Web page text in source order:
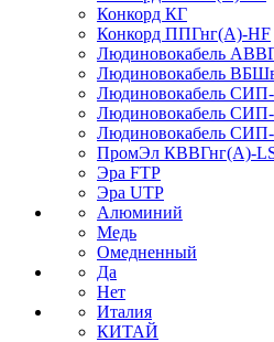
Конкорд КГ
Конкорд ППГнг(А)-HF
Людиновокабель
Людиновокабель
Людиновокабель
Людиновокабель
Людиновокабель
ПромЭл КВВГнг(А)-
Эра FTP
Эра UTP
Алюминий
Медь
Омедненный
Да
Нет
Италия
КИТАЙ